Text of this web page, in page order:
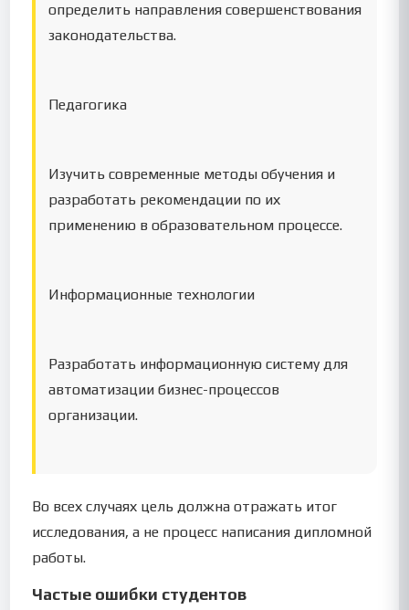
определить направления совершенствования
законодательства.
Педагогика
Изучить современные методы обучения и
разработать рекомендации по их
применению в образовательном процессе.
Информационные технологии
Разработать информационную систему для
автоматизации бизнес-процессов
организации.
Во всех случаях цель должна отражать итог
исследования, а не процесс написания дипломной
работы.
Частые ошибки студентов